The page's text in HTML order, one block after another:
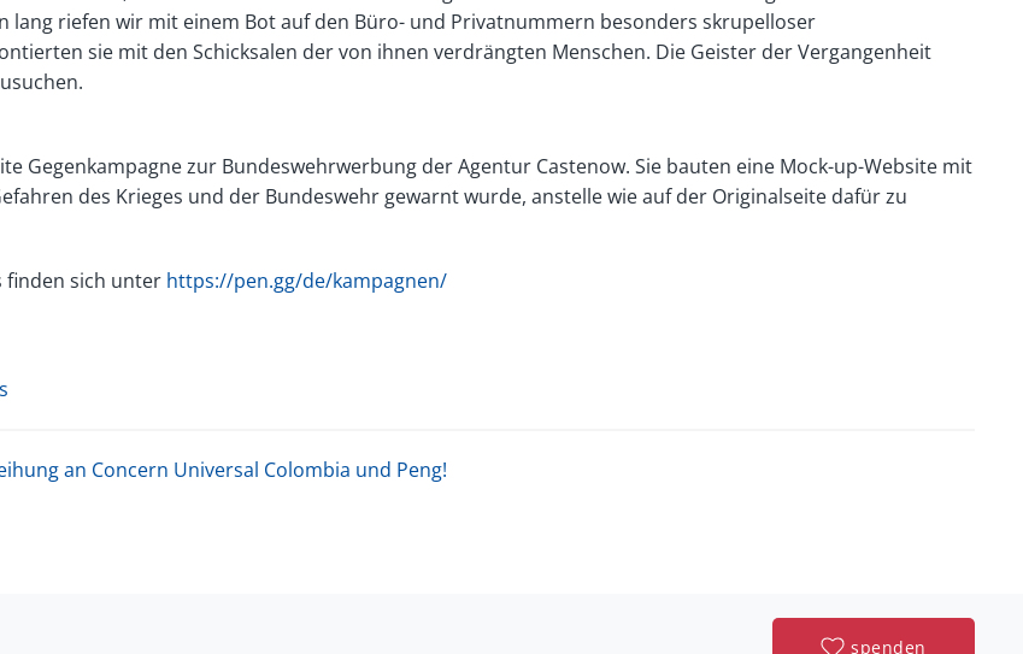
lang riefen wir mit einem Bot auf den Büro- und Privatnummern besonders skrupelloser
sie mit den Schicksalen der von ihnen verdrängten Menschen. Die Geister der Vergangenheit
Gegenkampagne zur Bundeswehrwerbung der Agentur Castenow. Sie bauten eine Mock-up-Website mit
des Krieges und der Bundeswehr gewarnt wurde, anstelle wie auf der Originalseite dafür zu
finden sich unter https://pen.gg/de/kampagnen/
an Concern Universal Colombia und Peng!
spenden